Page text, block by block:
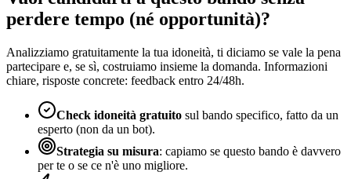
perdere tempo (né opportunità)?
Analizziamo gratuitamente la tua idoneità, ti diciamo se vale la pena
partecipare e, se sì, costruiamo insieme la domanda. Informazioni
chiare, risposte concrete: feedback entro 24/48h.
Check idoneità gratuito sul bando specifico, fatto da un
esperto (non da un bot).
Strategia su misura: capiamo se questo bando è davvero
per te o se ce n'è uno migliore.